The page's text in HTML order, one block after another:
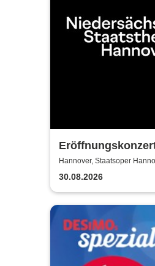
Spielzeit -
Staatstheater
Hannover, Staatsoper
30.08.2026